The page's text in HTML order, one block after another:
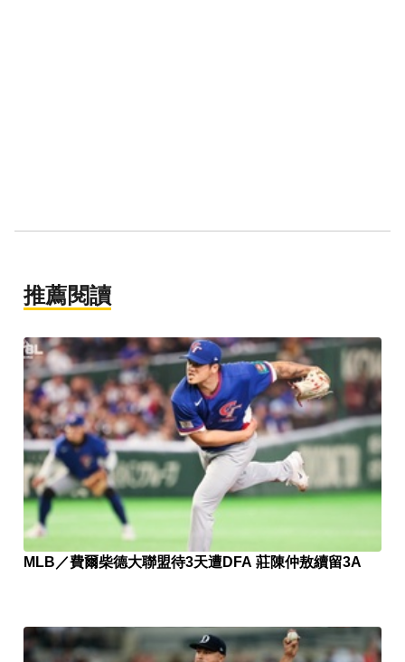
推薦閱讀
MLB／費爾柴德大聯盟待3天遭DFA 莊陳仲敖續留3A